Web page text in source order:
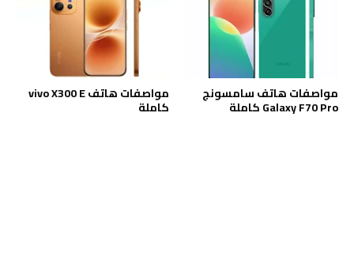
مواصفات هاتف سامسونج
Galaxy F70 Pro كاملة
مواصفات هاتف vivo X300 E
كاملة